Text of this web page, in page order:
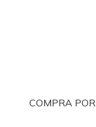
COMPRA